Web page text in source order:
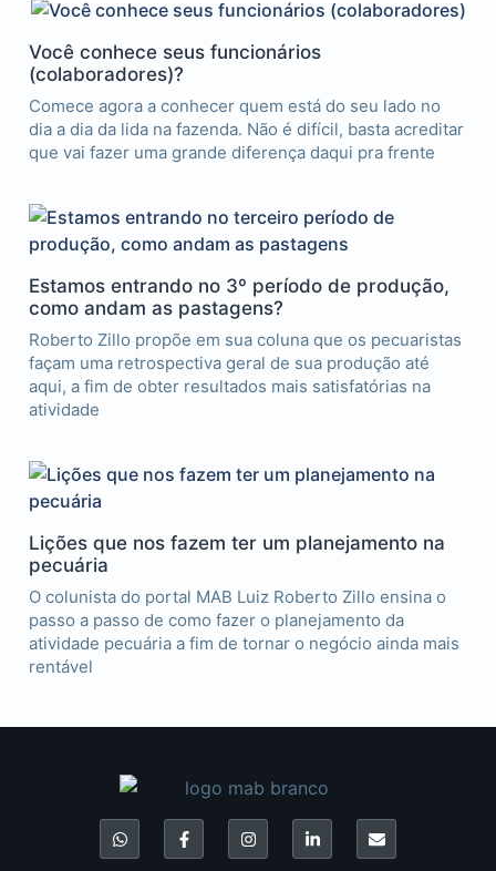
Você conhece seus funcionários
(colaboradores)?
Comece agora a conhecer quem está do seu lado no
dia a dia da lida na fazenda. Não é difícil, basta acreditar
que vai fazer uma grande diferença daqui pra frente
Estamos entrando no 3º período de produção,
como andam as pastagens?
Roberto Zillo propõe em sua coluna que os pecuaristas
façam uma retrospectiva geral de sua produção até
aqui, a fim de obter resultados mais satisfatórias na
atividade
Lições que nos fazem ter um planejamento na
pecuária
O colunista do portal MAB Luiz Roberto Zillo ensina o
passo a passo de como fazer o planejamento da
atividade pecuária a fim de tornar o negócio ainda mais
rentável